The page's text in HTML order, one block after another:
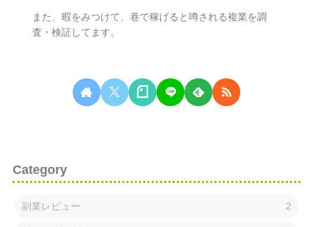
また、暇をみつけて、巷で稼げると噂される複業を調
査・検証してます。
Category
副業レビュー 2